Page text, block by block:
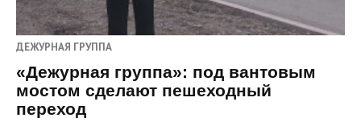
ДЕЖУРНАЯ ГРУППА
«Дежурная группа»: под вантовым
мостом сделают пешеходный
переход